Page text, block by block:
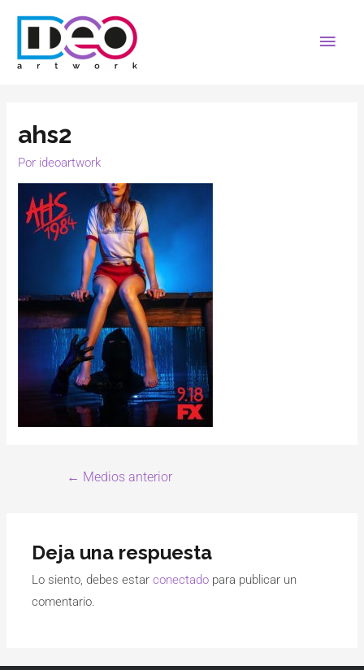
ahs2
Por ideoartwork
← Medios anterior
Deja una respuesta
Lo siento, debes estarconectado para publicar un
comentario.